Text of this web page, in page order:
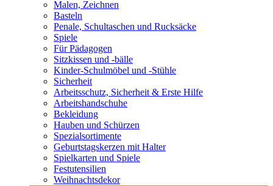
Malen, Zeichnen
Basteln
Penale, Schultaschen und Rucksäcke
Spiele
Für Pädagogen
Sitzkissen und -bälle
Kinder-Schulmöbel und -Stühle
Sicherheit
Arbeitsschutz, Sicherheit & Erste Hilfe
Arbeitshandschuhe
Bekleidung
Hauben und Schürzen
Spezialsortimente
Geburtstagskerzen mit Halter
Spielkarten und Spiele
Festutensilien
Weihnachtsdekor